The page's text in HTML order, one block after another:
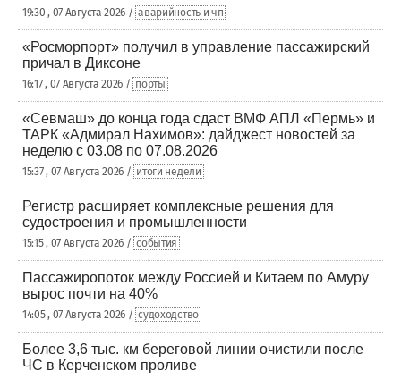
19:30 , 07 Августа 2026 / аварийность и чп
«Росморпорт» получил в управление пассажирский
причал в Диксоне
16:17 , 07 Августа 2026 / порты
«Севмаш» до конца года сдаст ВМФ АПЛ «Пермь» и
ТАРК «Адмирал Нахимов»: дайджест новостей за
неделю с 03.08 по 07.08.2026
15:37 , 07 Августа 2026 / итоги недели
Регистр расширяет комплексные решения для
судостроения и промышленности
15:15 , 07 Августа 2026 / события
Пассажиропоток между Россией и Китаем по Амуру
вырос почти на 40%
14:05 , 07 Августа 2026 / судоходство
Более 3,6 тыс. км береговой линии очистили после
ЧС в Керченском проливе